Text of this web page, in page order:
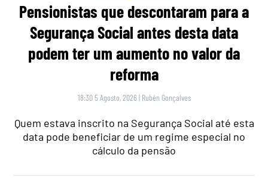
Pensionistas que descontaram para a
Segurança Social antes desta data
podem ter um aumento no valor da
reforma
18:30 5 Agosto, 2026 | Rubén Gonçalves
Quem estava inscrito na Segurança Social até esta
data pode beneficiar de um regime especial no
cálculo da pensão